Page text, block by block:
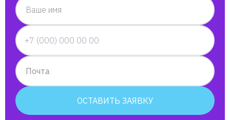
Ваше имя
Почта
ОСТАВИТЬ ЗАЯВКУ